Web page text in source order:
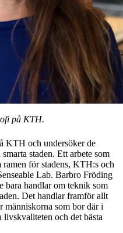
på KTH.
KTH och undersöker de
staden. Ett arbete som
för stadens, KTH:s och
Lab. Barbro Fröding
bara handlar om teknik som
Det handlar framför allt
människorna som bor där i
och det bästa